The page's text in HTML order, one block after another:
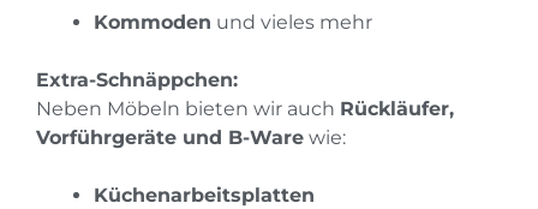
Kommoden und vieles mehr
Extra-Schnäppchen:
Neben Möbeln bieten wir auch Rückläufer,
Vorführgeräte und B-Ware wie:
Küchenarbeitsplatten